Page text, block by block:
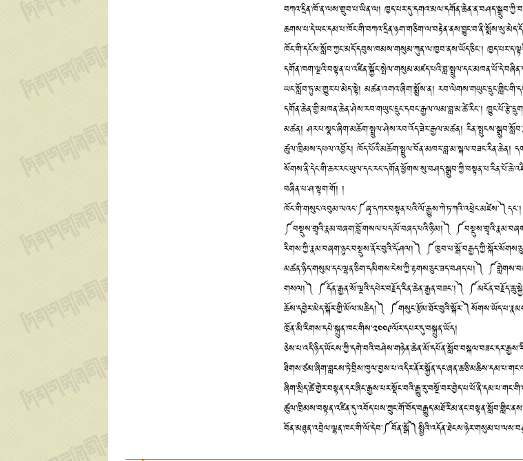
བཀའ་དྲིན་ཁོ་ན་ལས་གྲུབ་པ་ཡིན་ལ།
ཁོང་གི་དངོས་སློབ་ཀྱང་མདོ་དབུས་ཁམས་གསུམ་ཀུན་ལ་ཁྱབ་ནས་ཡོད་ཅིང༌།
ཡང་སློབ་ཏུ་མ་གྱུར་པ་མེད་སྟེ། མཚན་འགའ་ཞིག་སྨྲོས་ན།
དགོན་ཆེན་གྱི་མཁན་ཆེན་ཤེས་རབ་གཡུང་དྲུང་དབང་རྒྱལ་ལམ་བླ་མ་ཚེ་རིང༌།
མཚན། ཤར་པ་སྣང་ཞིག་མཆོག་སྤྲུལ་ཤེས་རབ་འོད་ཟེར་རྒྱལ་མཚན།
ཚུལ་ཁྲིམས་དཔལ་འབྱོར། ཁོད་པོའི་མཆོག་སྤྲུལ་བོན་མཁར་བླ་མ་སྐལ་བཟང་རིན་ཆེན།
བཞིན་པ་ཤ་སྟག་གོ། །
༼བསྡུས་གྲྭའི་རྣམ་བཞག་བློ་གསལ་པད་མོ་བཞད་པའི་ཉི་མ།༽
རིགས་ཀྱི་རྣམ་བཞག་ཉུང་བསྡུས་ནོར་བུའི་དོ་ཤལ།༽
མཚན་ཉིད་གསུམ་དང་ལྷན་ཅིག་དམིགས་ངེས་ཀྱི་རྟགས་ཅུང་ཟད་བཤད་པ།༽
གསལ།༽ ༼དོན་རྒྱན་སོ་ལྔའི་དཔེར་བརྗོད་རིན་ཆེན་རྒྱན་བཟང༌།༽
ཆོས་དབྱེར་མེད་སྐོར་གྱི་མོལ་མཆིད།༽
ཁྲོན་མི་རིགས་དཔེ་སྐྲུན་ཁང་གིས་༢༠༠༩ལོར་དཔར་དུ་བསྐྲུན་ཡོད།